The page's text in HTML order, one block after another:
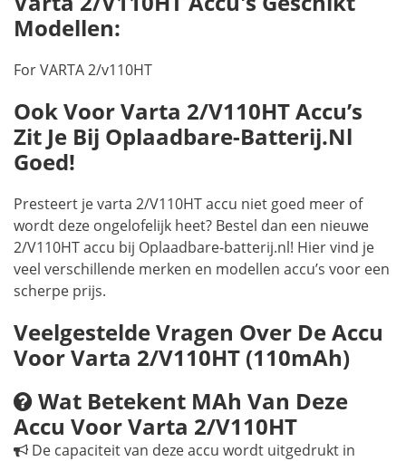
Modellen:
For VARTA 2/v110HT
Ook Voor Varta 2/V110HT Accu’s
Zit Je Bij Oplaadbare-Batterij.nl
Goed!
Presteert je varta 2/V110HT accu niet goed meer of
wordt deze ongelofelijk heet? Bestel dan een nieuwe
2/V110HT accu bij Oplaadbare-batterij.nl! Hier vind je
veel verschillende merken en modellen accu’s voor een
scherpe prijs.
Veelgestelde Vragen Over De Accu
Voor Varta 2/V110HT (110mAh)
Wat Betekent MAh Van Deze
Accu Voor Varta 2/V110HT
De capaciteit van deze accu wordt uitgedrukt in